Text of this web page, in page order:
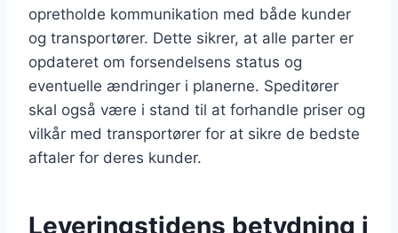
opretholde kommunikation med både kunder
og transportører. Dette sikrer, at alle parter er
opdateret om forsendelsens status og
eventuelle ændringer i planerne. Speditører
skal også være i stand til at forhandle priser og
vilkår med transportører for at sikre de bedste
aftaler for deres kunder.
Leveringstidens betydning i